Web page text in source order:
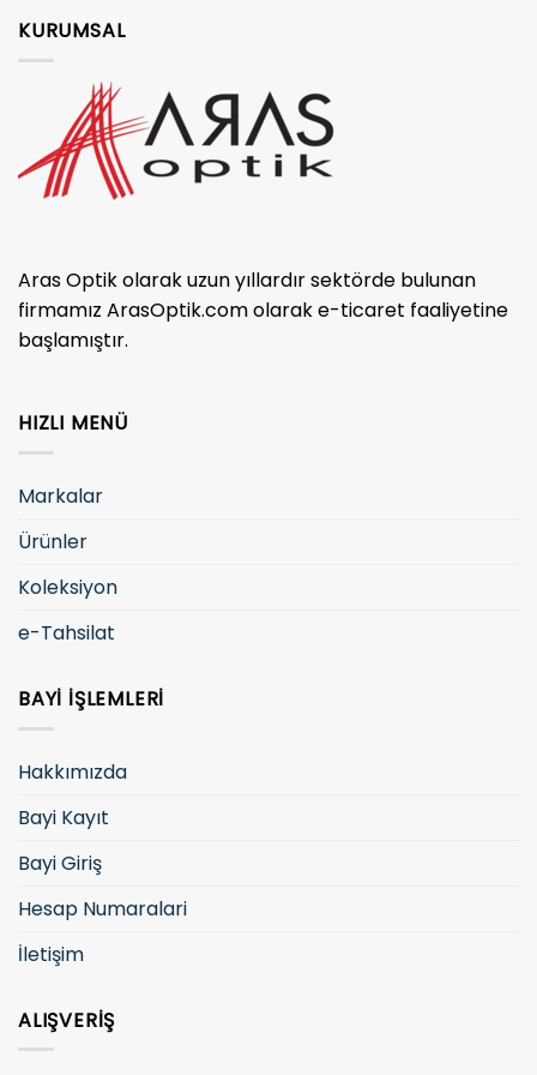
KURUMSAL
Aras Optik olarak uzun yıllardır sektörde bulunan
firmamız ArasOptik.com olarak e-ticaret faaliyetine
başlamıştır.
HIZLI MENÜ
Markalar
Ürünler
Koleksiyon
e-Tahsilat
BAYI İŞLEMLERI
Hakkımızda
Bayi Kayıt
Bayi Giriş
Hesap Numaralari
İletişim
ALIŞVERIŞ